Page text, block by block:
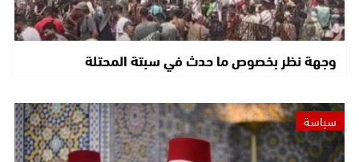
وجهة نظر بخصوص ما حدث في سبتة المحتلة
سياسة